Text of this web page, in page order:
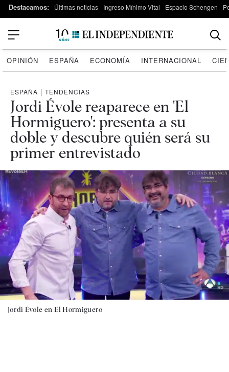
Destacamos: Últimas noticias Ingreso Mínimo Vital Espacio Schengen
OPINIÓN ESPAÑA ECONOMÍA INTERNACIONAL
ESPAÑA | TENDENCIAS
Jordi Évole reaparece en 'El
Hormiguero': presenta a su
doble y descubre quién será su
primer entrevistado
Jordi Évole en El Hormiguero